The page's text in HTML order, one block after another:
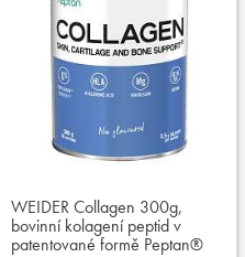
WEIDER Collagen 300g,
bovinní kolagení peptid v
patentované formě Peptan®